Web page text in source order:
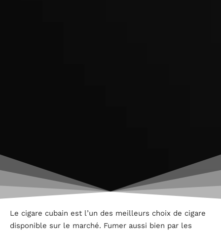
Le cigare cubain est l’un des meilleurs choix de cigare
disponible sur le marché. Fumer aussi bien par les